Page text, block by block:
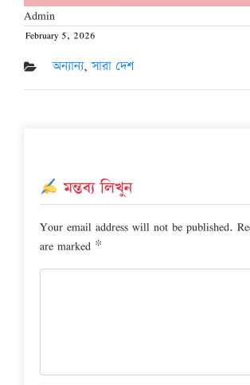
Admin
Posted
on
February 5, 2026
অন্যান্য,সারা দেশ
মন্তব্য লিখুন
Your email address will not be published.
are marked *